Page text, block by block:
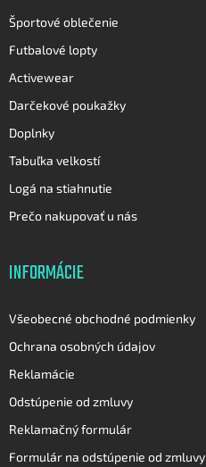
Športové oblečenie
Futbalové lopty
Activewear
Darčekové poukažky
Doplnky
Tabuľka velkostí
Logá na stiahnutie
Prečo nakupovať u nás
INFORMÁCIE
Všeobecné obchodné podmienky
Ochrana osobných údajov
Reklamácie
Odstúpenie od zmluvy
Reklamačný formulár
Formulár na odstúpenie od zmluvy